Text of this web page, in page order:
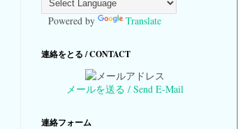
Powered by Translate
連絡をとる / CONTACT
メールを送る / Send E-Mail
連絡フォーム